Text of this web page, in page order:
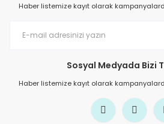
Haber listemize kayıt olarak
Sosyal Medyada Bizi
Haber listemize kayıt olarak